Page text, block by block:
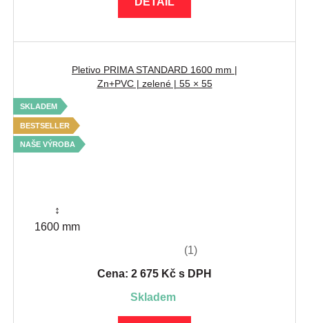
Pletivo PRIMA STANDARD 1600 mm |
Zn+PVC | zelené | 55 × 55
SKLADEM
BESTSELLER
NAŠE VÝROBA
↕
1600 mm
(1)
Cena: 2 675 Kč s DPH
skladem